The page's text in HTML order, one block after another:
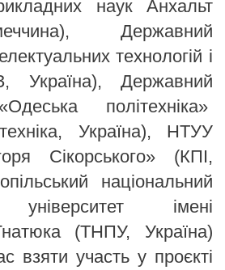
наук Анхальт
Державний
технологій і
Україна), Державний
політехніка»
Україна), НТУУ
Сікорського» (КПІ,
національний
університет імені
(ТНПУ, Україна)
взяти участь у проєкті